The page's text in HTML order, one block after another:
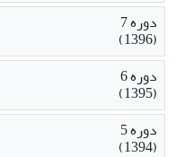
دوره 7
(1396)
دوره 6
(1395)
دوره 5
(1394)